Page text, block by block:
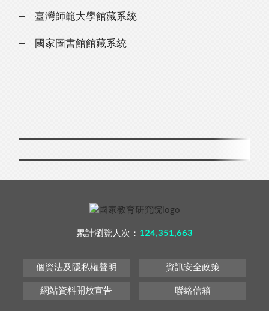
臺灣師範大學館藏系統
國家圖書館館藏系統
累計瀏覽人次： 124,351,663
個資法及隱私權聲明 資訊安全政策
網站資料開放宣告 聯絡信箱